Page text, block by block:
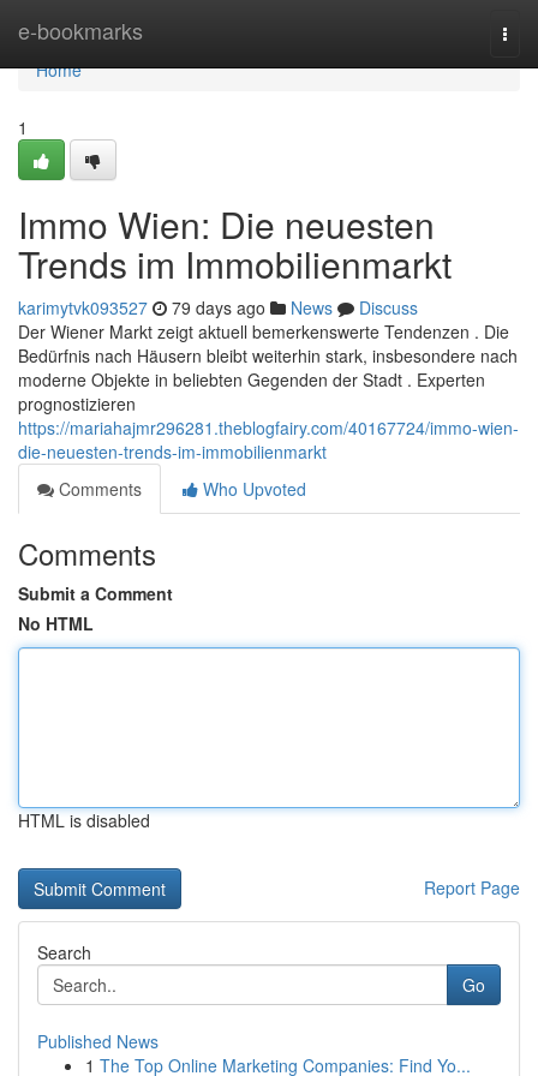
e-bookmarks
Home
Home
1
Immo Wien: Die neuesten
Trends im Immobilienmarkt
karimytvk093527 79 days ago News
Discuss
Der Wiener Markt zeigt aktuell bemerkenswerte Tendenzen . Die
Bedürfnis nach Häusern bleibt weiterhin stark, insbesondere nach
moderne Objekte in beliebten Gegenden der Stadt . Experten
prognostizieren
https://mariahajmr296281.theblogfairy.com/40167724/immo-wien-
die-neuesten-trends-im-immobilienmarkt
Comments
Who Upvoted
Comments
Submit a Comment
No HTML
HTML is disabled
Report Page
Search
Go
Published News
1 The Top Online Marketing Companies: Find Yo...